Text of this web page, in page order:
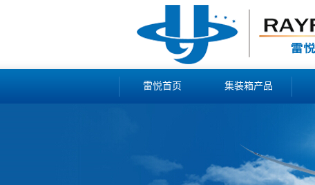
雷悦首页 集装箱产品